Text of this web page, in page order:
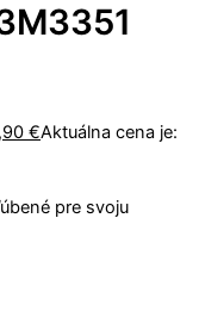
€Aktuálna cena je:
pre svoju